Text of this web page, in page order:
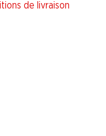
de livraison